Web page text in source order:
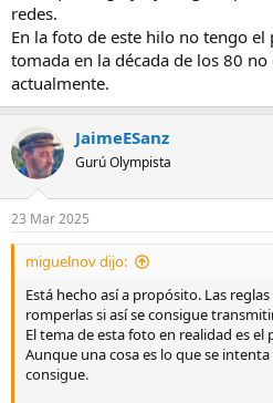
redes.
En la foto de este hilo no tengo
tomada en la década de los 80
actualmente.
JaimeESanz
Gurú Olympista
23 Mar 2025
miguelnov dijo:
Está hecho así a propósito. Las
romperlas si así se consigue
El tema de esta foto en realidad es el
Aunque una cosa es lo que se
consigue.